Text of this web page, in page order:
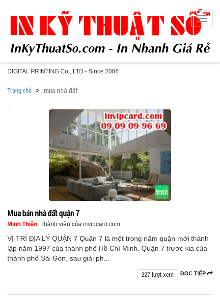
DIGITAL PRINTING Co., LTD - Since 2006
Toggle
Trang chủ mua nhà đất
.
Mua bán nhà đất quận 7
Minh Thiện, Thành viên của invipcard.com
VỊ TRÍ ĐỊA LÝ QUẬN 7 Quận 7 là một trong năm quận mới thành
lập năm 1997 của thành phố Hồ Chí Minh. Quận 7 trước kia của
thành phố Sài Gòn, sau giải ph...
ĐỌC TIẾP
227 lượt xem